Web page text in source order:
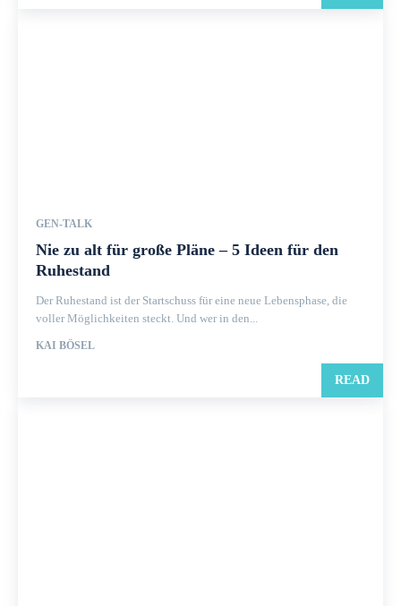
GEN-TALK
Nie zu alt für große Pläne – 5 Ideen für den
Ruhestand
Der Ruhestand ist der Startschuss für eine neue Lebensphase, die
voller Möglichkeiten steckt. Und wer in den...
KAI BÖSEL
READ